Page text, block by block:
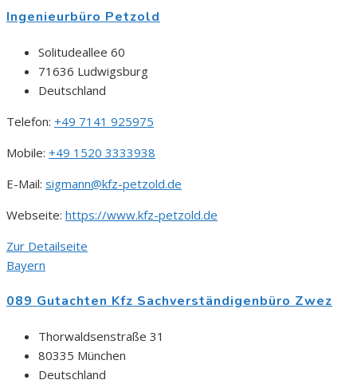
Ingenieurbüro Petzold
Solitudeallee 60
71636 Ludwigsburg
Deutschland
Telefon: +49 7141 925975
Mobile: +49 1520 3333938
E-Mail: sigmann@kfz-petzold.de
Webseite: https://www.kfz-petzold.de
Zur Detailseite
Bayern
089 Gutachten Kfz Sachverständigenbüro Zwez
Thorwaldsenstraße 31
80335 München
Deutschland